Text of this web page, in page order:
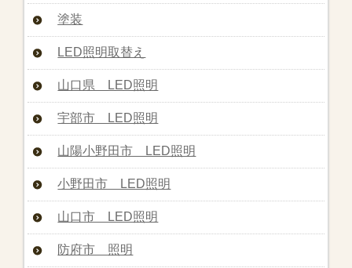
塗装
LED照明取替え
山口県 LED照明
宇部市 LED照明
山陽小野田市 LED照明
小野田市 LED照明
山口市 LED照明
防府市 照明